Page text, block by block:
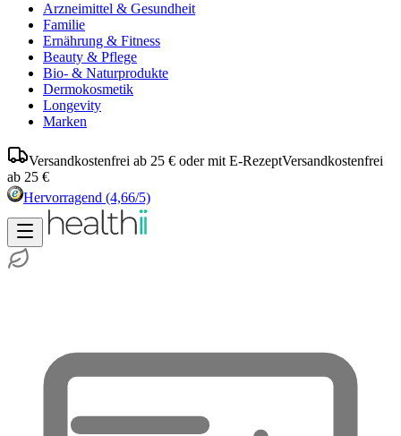
Arzneimittel & Gesundheit
Familie
Ernährung & Fitness
Beauty & Pflege
Bio- & Naturprodukte
Dermokosmetik
Longevity
Marken
Versandkostenfrei ab 25 € oder mit E-RezeptVersandkostenfrei
ab 25 €
Hervorragend (4,66/5)